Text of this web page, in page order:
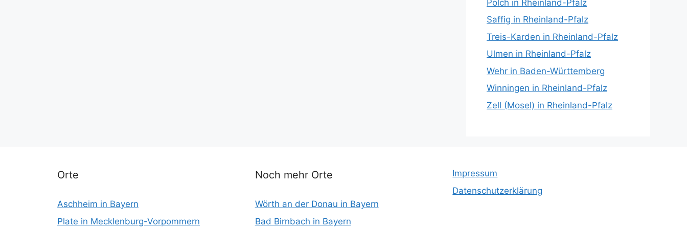
Polch in Rheinland-Pfalz
Saffig in Rheinland-Pfalz
Treis-Karden in Rheinland-Pfalz
Ulmen in Rheinland-Pfalz
Wehr in Baden-Württemberg
Winningen in Rheinland-Pfalz
Zell (Mosel) in Rheinland-Pfalz
Orte
Aschheim in Bayern
Plate in Mecklenburg-Vorpommern
Noch mehr Orte
Wörth an der Donau in Bayern
Bad Birnbach in Bayern
Impressum
Datenschutzerklärung